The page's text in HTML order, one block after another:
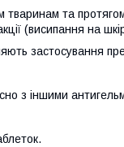
тваринам та
(висипання на
застосування
з іншими